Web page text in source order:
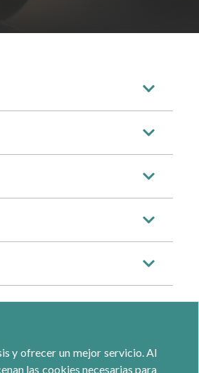
y ofrecer un mejor servicio. Al
las cookies necesarias para